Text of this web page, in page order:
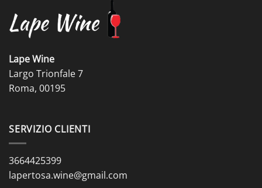
Lape Wine
Largo Trionfale 7
Roma, 00195
SERVIZIO CLIENTI
3664425399
lapertosa.wine@gmail.com